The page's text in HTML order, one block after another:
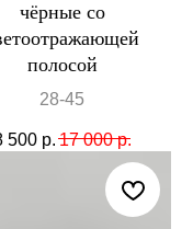
чёрные со
полосой
28-45
500 р. 17 000 р.